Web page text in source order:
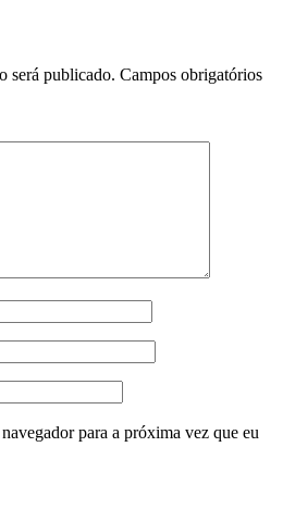
será publicado. Campos obrigatórios
para a próxima vez que eu